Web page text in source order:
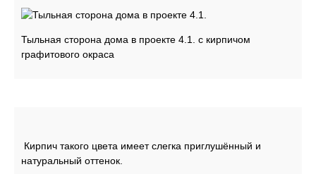
Тыльная сторона дома в проекте 4.1. с кирпичом
графитового окраса
Кирпич такого цвета имеет слегка приглушённый и
натуральный оттенок.